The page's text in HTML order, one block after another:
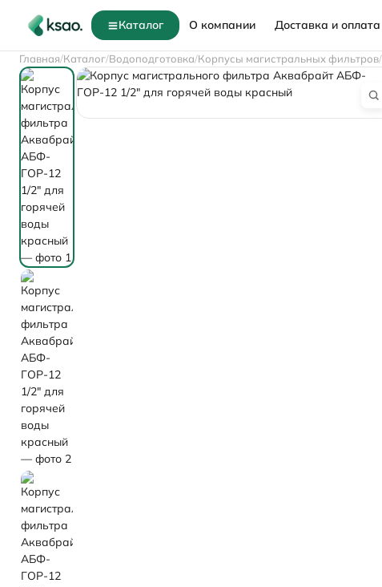
Каталог О компании Доставка и оплата
Главная Каталог Водоподготовка Корпусы магистральных фильтров